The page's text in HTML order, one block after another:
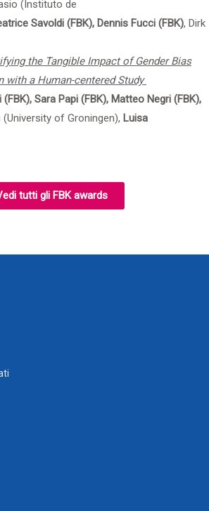
(Instituto de
Savoldi (FBK), Dennis Fucci (FBK), Dirk
the Tangible Impact of Gender Bias
a Human-centered Study
Sara Papi (FBK), Matteo Negri (FBK),
of Groningen), Luisa
tutti gli FBK awards